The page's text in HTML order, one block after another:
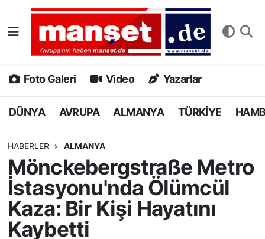
Foto Galeri Video Yazarlar
DÜNYA AVRUPA ALMANYA TÜRKİYE
HABERLER ALMANYA
Mönckebergstraße Metro
İstasyonu'nda Ölümcül
Kaza: Bir Kişi Hayatını
Kaybetti
DÜNYA
AVRUPA
ALMANYA
HAMBURG
SPOR
DEUTSCH
Nöbetçi Eczaneler
Hava Durumu
Namaz Vakitleri
Puan Durumu ve Fikstür
Tüm Manşetler
Son Dakika Haberleri